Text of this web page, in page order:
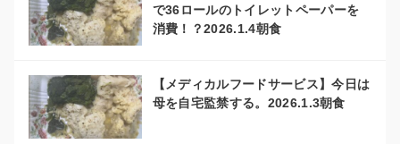
で36ロールのトイレットペーパーを
消費！？2026.1.4朝食
【メディカルフードサービス】今日は
母を自宅監禁する。2026.1.3朝食